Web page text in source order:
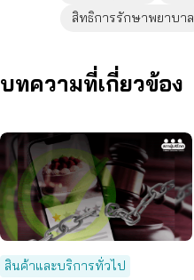
สิทธิการรักษาพยาบาล
บทความที่เกี่ยวข้อง
สินค้าและบริการทั่วไป